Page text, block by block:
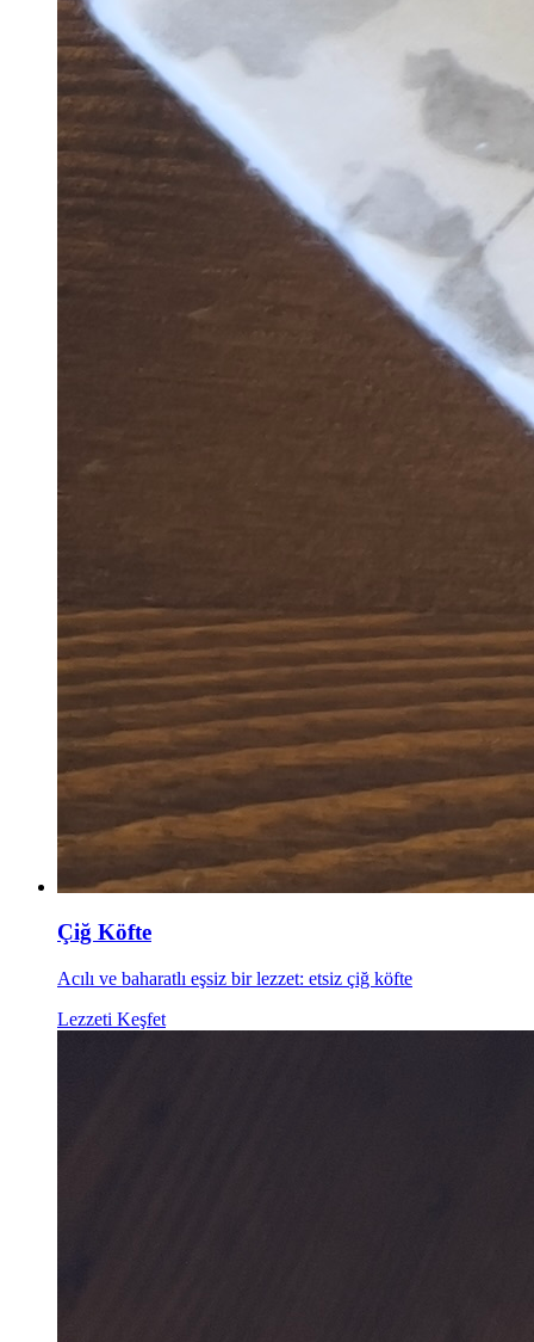
Çiğ Köfte
Acılı ve baharatlı eşsiz bir lezzet: etsiz çiğ köfte
Lezzeti Keşfet